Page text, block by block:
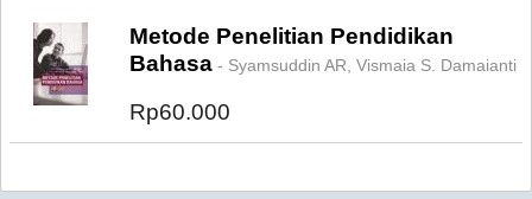
Metode Penelitian Pendidikan
Bahasa - Syamsuddin AR, Vismaia S. Damaianti
Rp60.000